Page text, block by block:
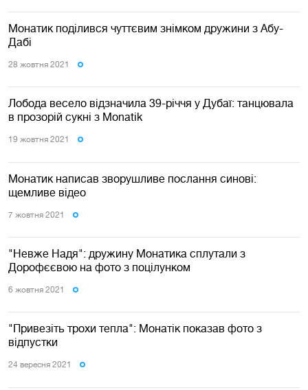
Монатик поділився чуттєвим знімком дружини з Абу-
Дабі
28 жовтня 2021
Лобода весело відзначила 39-річчя у Дубаї: танцювала
в прозорій сукні з Monatik
19 жовтня 2021
Монатик написав зворушливе послання синові:
щемливе відео
7 жовтня 2021
"Невже Надя": дружину Монатика сплутали з
Дорофєєвою на фото з поцілунком
6 жовтня 2021
"Привезіть трохи тепла": Монатік показав фото з
відпустки
24 вересня 2021